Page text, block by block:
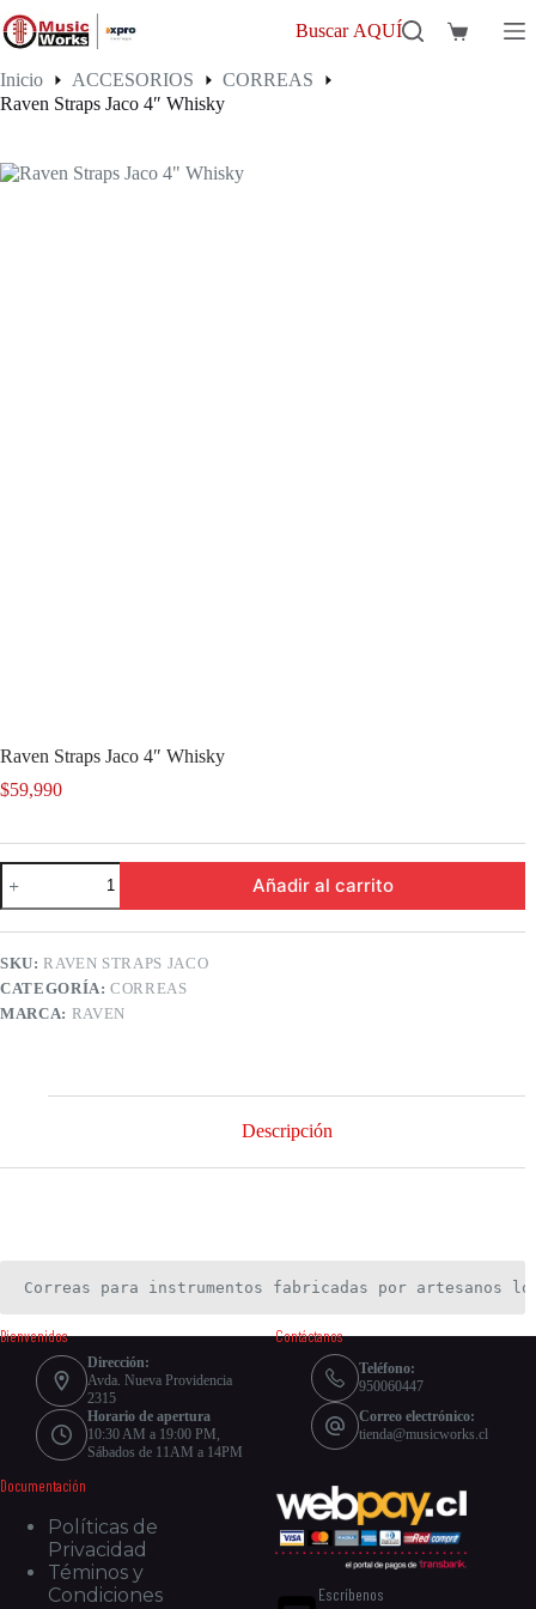
al
contenido
Buscar AQUÍ
Carro
Inicio ACCESORIOS
CORREAS
Raven Straps Jaco 4″ Whisky
Raven Straps Jaco 4″ Whisky
$59,990
Raven
Straps
Jaco
4"
cantidad
Añadir al carrito
SKU:RAVEN STRAPS JACO
CATEGORÍA:CORREAS
MARCA: RAVEN
Descripción
Correas para instrumentos fabricadas por artesanos
Bienvenidos
Dirección:
Avda. Nueva Providencia
2315
Horario de apertura
10:30 AM a 19:00 PM,
Sábados de 11AM a 14PM
Contáctanos
Teléfono:
950060447
Correo electrónico:
tienda@musicworks.cl
Documentación
Políticas de
Privacidad
Téminos y
Condiciones
Escríbenos